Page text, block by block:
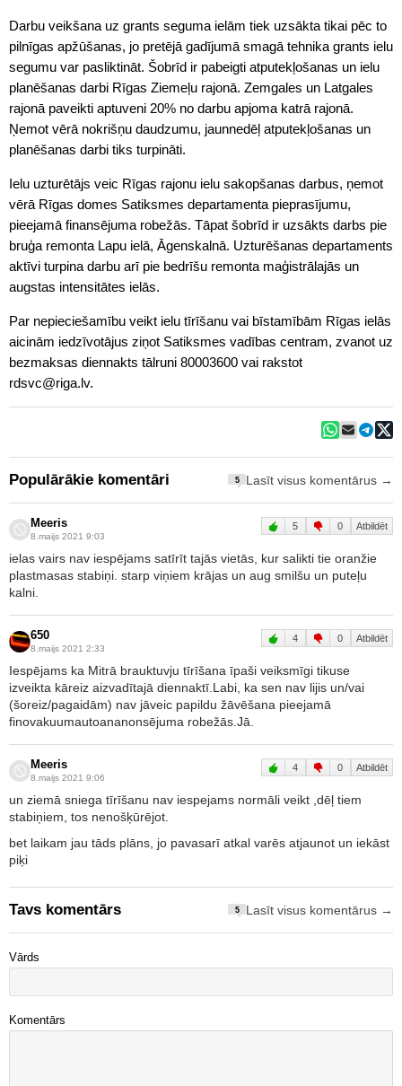
Darbu veikšana uz grants seguma ielām tiek uzsākta tikai pēc to
pilnīgas apžūšanas, jo pretējā gadījumā smagā tehnika grants ielu
segumu var pasliktināt. Šobrīd ir pabeigti atputekļošanas un ielu
planēšanas darbi Rīgas Ziemeļu rajonā. Zemgales un Latgales
rajonā paveikti aptuveni 20% no darbu apjoma katrā rajonā.
Ņemot vērā nokrišņu daudzumu, jaunnedēļ atputekļošanas un
planēšanas darbi tiks turpināti.
Ielu uzturētājs veic Rīgas rajonu ielu sakopšanas darbus, ņemot
vērā Rīgas domes Satiksmes departamenta pieprasījumu,
pieejamā finansējuma robežās. Tāpat šobrīd ir uzsākts darbs pie
bruģa remonta Lapu ielā, Āgenskalnā. Uzturēšanas departaments
aktīvi turpina darbu arī pie bedrīšu remonta maģistrālajās un
augstas intensitātes ielās.
Par nepieciešamību veikt ielu tīrīšanu vai bīstamībām Rīgas ielās
aicinām iedzīvotājus ziņot Satiksmes vadības centram, zvanot uz
bezmaksas diennakts tālruni 80003600 vai rakstot
rdsvc@riga.lv.
Populārākie komentāri 5 Lasīt visus komentārus →
Meeris
8.maijs 2021 9:03
5 0 Atbildēt
ielas vairs nav iespējams satīrīt tajās vietās, kur salikti tie oranžie
plastmasas stabiņi. starp viņiem krājas un aug smilšu un puteļu
kalni.
650
8.maijs 2021 2:33
4 0 Atbildēt
Iespējams ka Mitrā brauktuvju tīrīšana īpaši veiksmīgi tikuse
izveikta kāreiz aizvadītajā diennaktī.Labi, ka sen nav lijis un/vai
(šoreiz/pagaidām) nav jāveic papildu žāvēšana pieejamā
finovakuumautoananonsējuma robežās.Jā.
Meeris
8.maijs 2021 9:06
4 0 Atbildēt
un ziemā sniega tīrīšanu nav iespejams normāli veikt ,dēļ tiem
stabiņiem, tos nenošķūrējot.
bet laikam jau tāds plāns, jo pavasarī atkal varēs atjaunot un iekāst
piķi
Tavs komentārs 5 Lasīt visus komentārus →
Vārds
Komentārs